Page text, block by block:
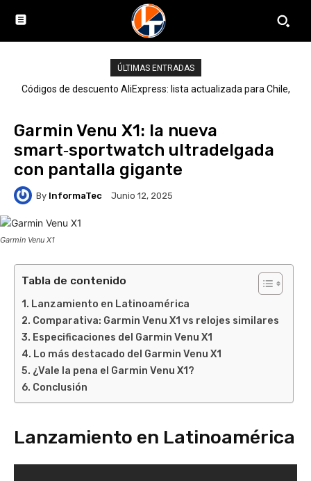
ÚLTIMAS ENTRADAS
Códigos de descuento AliExpress: lista actualizada para Chile,
Garmin Venu X1: la nueva
smart‑sportwatch ultradelgada
con pantalla gigante
By InformaTec Junio 12, 2025
Garmin Venu X1
Tabla de contenido
Lanzamiento en Latinoamérica
Comparativa: Garmin Venu X1 vs relojes similares
Especificaciones del Garmin Venu X1
Lo más destacado del Garmin Venu X1
¿Vale la pena el Garmin Venu X1?
Conclusión
Lanzamiento en Latinoamérica